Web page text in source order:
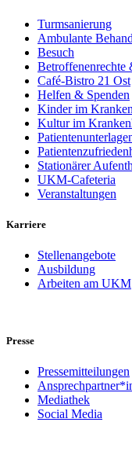
Turmsanierung
Ambulante
Besuch
Betroffenenrechte
Café-Bistro 21 Ost
Helfen & Spenden
Kinder im
Kultur im
Stationärer
UKM-Cafeteria
Veranstaltungen
Karriere
Stellenangebote
Ausbildung
Arbeiten am UKM
Presse
Pressemitteilungen
Mediathek
Social Media